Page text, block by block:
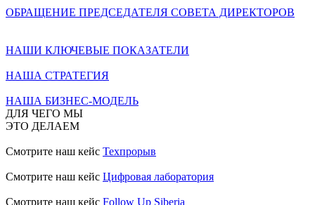
ОБРАЩЕНИЕ ПРЕДСЕДАТЕЛЯ СОВЕТА ДИРЕКТОРОВ
НАШИ КЛЮЧЕВЫЕ ПОКАЗАТЕЛИ
НАША СТРАТЕГИЯ
НАША БИЗНЕС-МОДЕЛЬ
ДЛЯ ЧЕГО МЫ
ЭТО ДЕЛАЕМ
Смотрите наш кейс Техпрорыв
Смотрите наш кейс Цифровая лаборатория
Смотрите наш кейс Follow Up Siberia